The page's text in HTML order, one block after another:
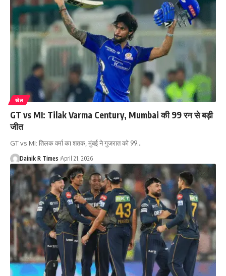
खेल
GT vs MI: Tilak Varma Century, Mumbai की 99 रन से बड़ी
जीत
GT vs MI: तिलक वर्मा का शतक, मुंबई ने गुजरात को 99…
Dainik R Times April 21, 2026